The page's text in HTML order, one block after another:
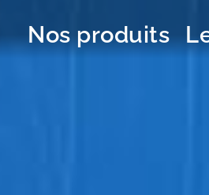
Nos produits